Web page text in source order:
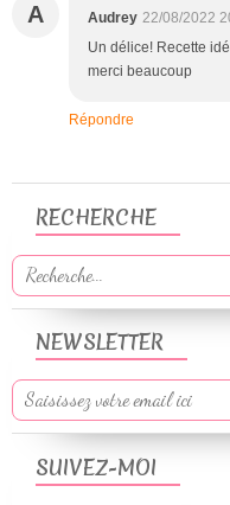
A Audrey 22/08/2022
Un délice! Recette
merci beaucoup
Répondre
NEWSLETTER
SUIVEZ-MOI
RECHERCHE